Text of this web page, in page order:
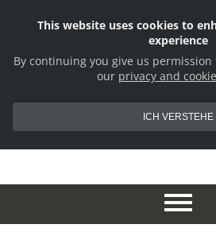
This website uses cookies to
experience
By continuing you give us
our privacy and
ICH VERSTEHE